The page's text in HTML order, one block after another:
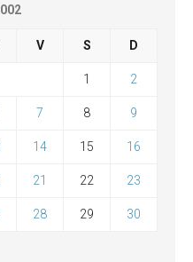
V S D
1 2
7 8 9
14 15 16
21 22 23
28 29 30